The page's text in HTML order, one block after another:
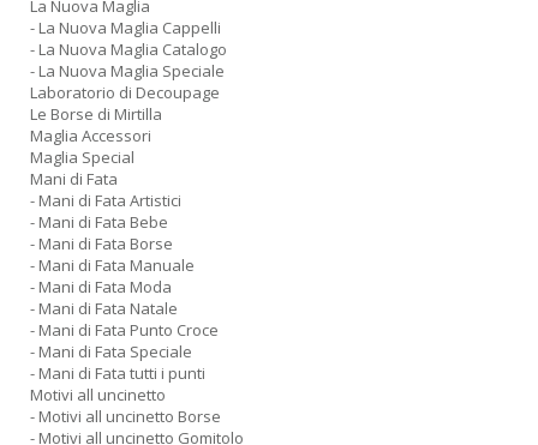
La Nuova Maglia
- La Nuova Maglia Cappelli
- La Nuova Maglia Catalogo
- La Nuova Maglia Speciale
Laboratorio di Decoupage
Le Borse di Mirtilla
Maglia Accessori
Maglia Special
Mani di Fata
- Mani di Fata Artistici
- Mani di Fata Bebe
- Mani di Fata Borse
- Mani di Fata Manuale
- Mani di Fata Moda
- Mani di Fata Natale
- Mani di Fata Punto Croce
- Mani di Fata Speciale
- Mani di Fata tutti i punti
Motivi all uncinetto
- Motivi all uncinetto Borse
- Motivi all uncinetto Gomitolo